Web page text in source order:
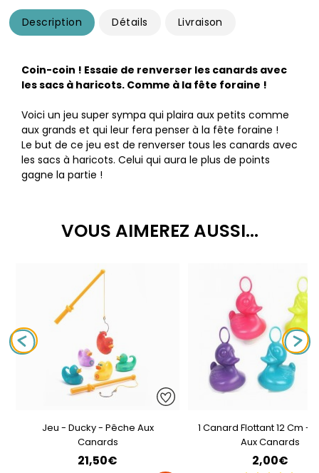
Description Détails Livraison
Coin-coin ! Essaie de renverser les canards avec
les sacs à haricots. Comme à la fête foraine !
Voici un jeu super sympa qui plaira aux petits comme
aux grands et qui leur fera penser à la fête foraine !
Le but de ce jeu est de renverser tous les canards avec
les sacs à haricots. Celui qui aura le plus de points
gagne la partie !
VOUS AIMEREZ AUSSI...
Jeu - Ducky - Pêche Aux
Canards
21,50€
1 Canard Flottant 12 Cm -
Aux Canards
2,00€